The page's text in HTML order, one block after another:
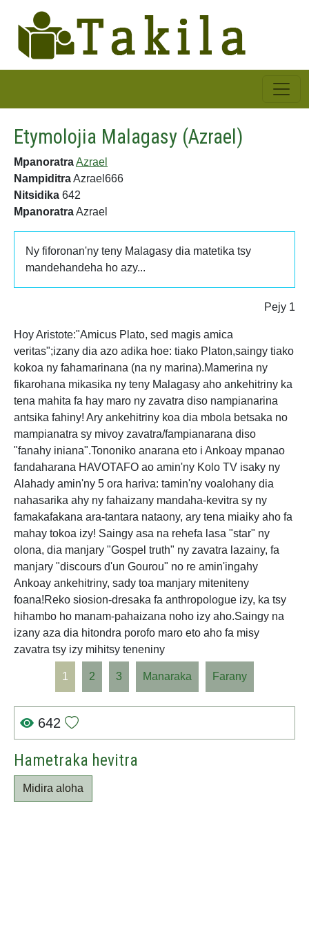
Etymolojia Malagasy (Azrael)
MpanoratraAzrael
NampiditraAzrael666
Nitsidika 642
MpanoratraAzrael
Ny fiforonan'ny teny Malagasy dia matetika tsy
mandehandeha ho azy...
Pejy 1
Hoy Aristote:"Amicus Plato, sed magis amica
veritas";izany dia azo adika hoe: tiako Platon,saingy tiako
kokoa ny fahamarinana (na ny marina).Mamerina ny
fikarohana mikasika ny teny Malagasy aho ankehitriny ka
tena mahita fa hay maro ny zavatra diso nampianarina
antsika fahiny! Ary ankehitriny koa dia mbola betsaka no
mampianatra sy mivoy zavatra/fampianarana diso
"fanahy iniana".Tononiko anarana eto i Ankoay mpanao
fandaharana HAVOTAFO ao amin'ny Kolo TV isaky ny
Alahady amin'ny 5 ora hariva: tamin'ny voalohany dia
nahasarika ahy ny fahaizany mandaha-kevitra sy ny
famakafakana ara-tantara nataony, ary tena miaiky aho fa
mahay tokoa izy! Saingy asa na rehefa lasa "star" ny
olona, dia manjary "Gospel truth" ny zavatra lazainy, fa
manjary "discours d'un Gourou" no re amin'ingahy
Ankoay ankehitriny, sady toa manjary miteniteny
foana!Reko siosion-dresaka fa anthropologue izy, ka tsy
hihambo ho manam-pahaizana noho izy aho.Saingy na
izany aza dia hitondra porofo maro eto aho fa misy
zavatra tsy izy mihitsy teneniny
1 2 3 Manaraka Farany
642
Hametraka hevitra
Midira aloha